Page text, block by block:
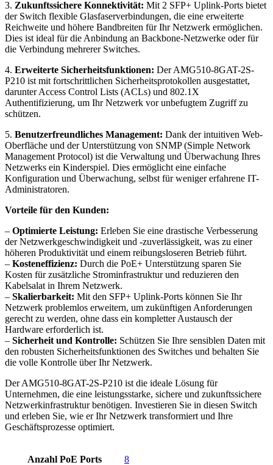
3. Zukunftssichere Konnektivität: Mit 2 SFP+ Uplink-Ports bietet
der Switch flexible Glasfaserverbindungen, die eine erweiterte
Reichweite und höhere Bandbreiten für Ihr Netzwerk ermöglichen.
Dies ist ideal für die Anbindung an Backbone-Netzwerke oder für
die Verbindung mehrerer Switches.
4. Erweiterte Sicherheitsfunktionen: Der AMG510-8GAT-2S-
P210 ist mit fortschrittlichen Sicherheitsprotokollen ausgestattet,
darunter Access Control Lists (ACLs) und 802.1X
Authentifizierung, um Ihr Netzwerk vor unbefugtem Zugriff zu
schützen.
5. Benutzerfreundliches Management: Dank der intuitiven Web-
Oberfläche und der Unterstützung von SNMP (Simple Network
Management Protocol) ist die Verwaltung und Überwachung Ihres
Netzwerks ein Kinderspiel. Dies ermöglicht eine einfache
Konfiguration und Überwachung, selbst für weniger erfahrene IT-
Administratoren.
Vorteile für den Kunden:
– Optimierte Leistung: Erleben Sie eine drastische Verbesserung
der Netzwerkgeschwindigkeit und -zuverlässigkeit, was zu einer
höheren Produktivität und einem reibungsloseren Betrieb führt.
– Kosteneffizienz: Durch die PoE+ Unterstützung sparen Sie
Kosten für zusätzliche Strominfrastruktur und reduzieren den
Kabelsalat in Ihrem Netzwerk.
– Skalierbarkeit: Mit den SFP+ Uplink-Ports können Sie Ihr
Netzwerk problemlos erweitern, um zukünftigen Anforderungen
gerecht zu werden, ohne dass ein kompletter Austausch der
Hardware erforderlich ist.
– Sicherheit und Kontrolle: Schützen Sie Ihre sensiblen Daten mit
den robusten Sicherheitsfunktionen des Switches und behalten Sie
die volle Kontrolle über Ihr Netzwerk.
Der AMG510-8GAT-2S-P210 ist die ideale Lösung für
Unternehmen, die eine leistungsstarke, sichere und zukunftssichere
Netzwerkinfrastruktur benötigen. Investieren Sie in diesen Switch
und erleben Sie, wie er Ihr Netzwerk transformiert und Ihre
Geschäftsprozesse optimiert.
Anzahl PoE Ports 8